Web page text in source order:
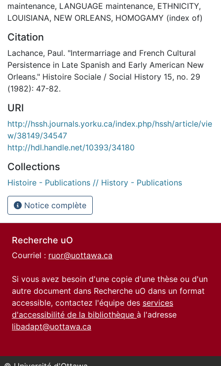
maintenance, LANGUAGE maintenance, ETHNICITY,
LOUISIANA, NEW ORLEANS, HOMOGAMY (index of)
Citation
Lachance, Paul. "Intermarriage and French Cultural
Persistence in Late Spanish and Early American New
Orleans." Histoire Sociale / Social History 15, no. 29
(1982): 47-82.
URI
http://hssh.journals.yorku.ca/index.php/hssh/article/vie
w/38149/34547
http://hdl.handle.net/10393/34180
Collections
Histoire - Publications // History - Publications
Notice complète
Recherche uO
Courriel : ruor@uottawa.ca
Si vous avez besoin d'une copie d'une thèse ou d'un
autre document dans Recherche uO dans un format
accessible, contactez l'équipe des services
d'accessibilité de la bibliothèque à l'adresse
libadapt@uottawa.ca